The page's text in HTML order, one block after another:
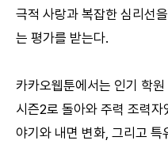
극적 사랑과 복잡한 심리선
는 평가를 받는다.
카카오웹툰에서는 인기 학
시즌2로 돌아와 주력 조력자
야기와 내면 변화, 그리고 특